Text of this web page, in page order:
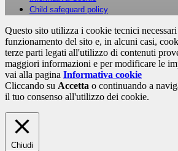
Child safeguard policy
Questo sito utilizza i cookie tecnici
funzionamento del sito e, in alcuni casi,
terze parti legati all'utilizzo di contenuti
maggiori informazioni e per modificare le
vai alla pagina Informativa cookie
Cliccando su Accetta o continuando a
il tuo consenso all'utilizzo dei cookie.
Chiudi